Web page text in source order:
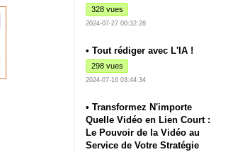
328 vues
2024-07-27 00:32:28
• Tout rédiger avec L'IA !
298 vues
2024-07-16 03:44:34
• Transformez N'importe
Quelle Vidéo en Lien Court :
Le Pouvoir de la Vidéo au
Service de Votre Stratégie